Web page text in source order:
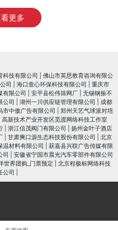
更多
科技有限公司
佛山市英思教育咨询有限公
司 海口壹心环保科技有限公司
重庆市
有限公司 安平县松伟筛网厂
无锡钢振不
公司 湖州一川供应链管理有限公司
成都
市中傲广告有限公司
郑州天艺气球派对培
高新技术产业开发区觅渡网络科技工作室
浙江信茂阀门有限公司
扬州金叶子酒店
甘肃爽口源生态科技股份有限公司
北京
温材料有限公司
获嘉县兴联广告传媒有限
司
安徽省宁国市晨光汽车零部件有限公司
世界团购_门票预定
北京程极标网络科技
公司